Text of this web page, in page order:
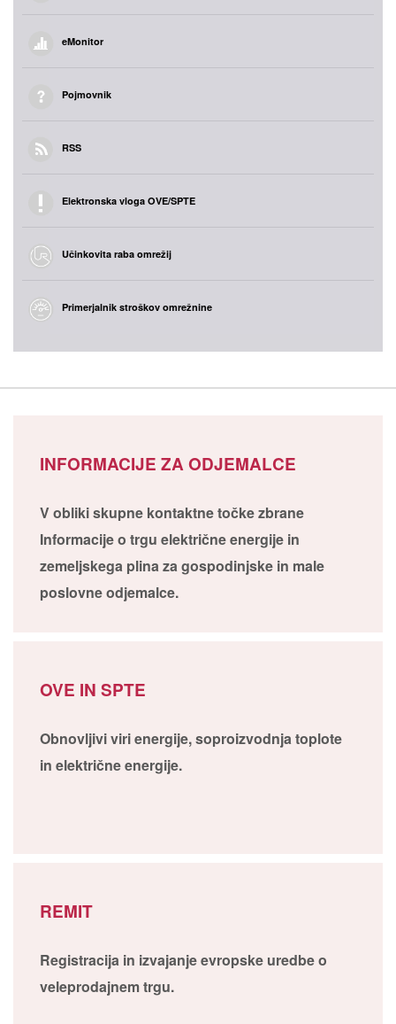
eMonitor
Pojmovnik
RSS
Elektronska vloga OVE/SPTE
Učinkovita raba omrežij
Primerjalnik stroškov omrežnine
INFORMACIJE ZA ODJEMALCE
V obliki skupne kontaktne točke zbrane
Informacije o trgu električne energije in
zemeljskega plina za gospodinjske in male
poslovne odjemalce.
OVE IN SPTE
Obnovljivi viri energije, soproizvodnja toplote
in električne energije.
REMIT
Registracija in izvajanje evropske uredbe o
veleprodajnem trgu.